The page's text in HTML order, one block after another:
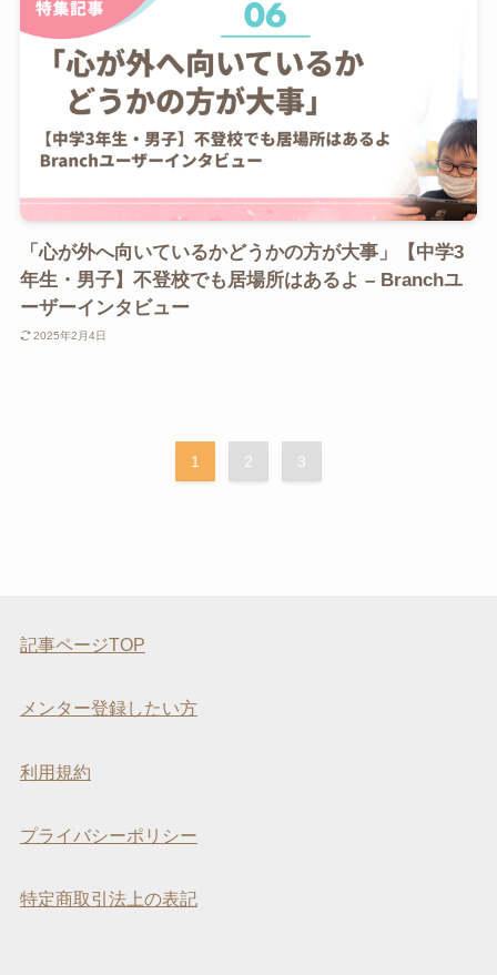
「心が外へ向いているかどうかの方が大事」【中学3
年生・男子】不登校でも居場所はあるよ – Branchユ
ーザーインタビュー
2025年2月4日
1 2 3
記事ページTOP
メンター登録したい方
利用規約
プライバシーポリシー
特定商取引法上の表記